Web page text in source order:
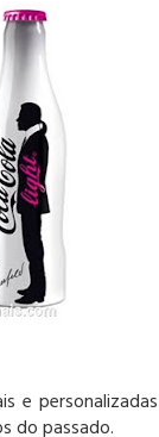
e
do passado.